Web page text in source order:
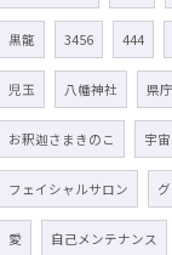
黒龍 3456 444
児玉 八幡神社 県庁
お釈迦さまきのこ 宇
フェイシャルサロン
愛 自己メンテナンス